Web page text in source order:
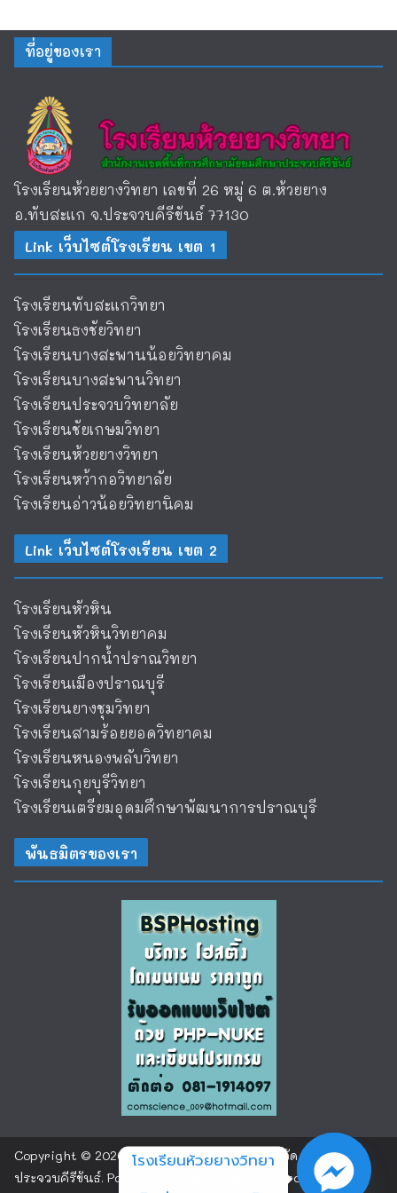
ที่อยู่ของเรา
โรงเรียนห้วยยางวิทยา เลขที่ 26 หมู่ 6 ต.ห้วยยาง
อ.ทับสะแก จ.ประจวบคีรีขันธ์ 77130
Link เว็บไซต์โรงเรียน เขต 1
โรงเรียนทับสะแกวิทยา
โรงเรียนธงชัยวิทยา
โรงเรียนบางสะพานน้อยวิทยาคม
โรงเรียนบางสะพานวิทยา
โรงเรียนประจวบวิทยาลัย
โรงเรียนชัยเกษมวิทยา
โรงเรียนห้วยยางวิทยา
โรงเรียนหว้ากอวิทยาลัย
โรงเรียนอ่าวน้อยวิทยานิคม
Link เว็บไซต์โรงเรียน เขต 2
โรงเรียนหัวหิน
โรงเรียนหัวหินวิทยาคม
โรงเรียนปากน้ำปราณวิทยา
โรงเรียนเมืองปราณบุรี
โรงเรียนยางชุมวิทยา
โรงเรียนสามร้อยยอดวิทยาคม
โรงเรียนหนองพลับวิทยา
โรงเรียนกุยบุรีวิทยา
โรงเรียนเตรียมอุดมศึกษาพัฒนาการปราณบุรี
พันธมิตรของเรา
Copyright © 2026 โรงเรียนห้วยยางวิทยา จังหวัด
ประจวบคีรีขันธ์. Powered by WordPress.
โรงเรียนห้วยยางวิทยา